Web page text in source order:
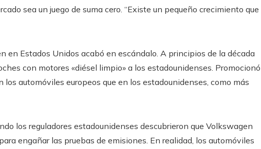
sea un juego de suma cero. “Existe un pequeño crecimiento que
en Estados Unidos acabó en escándalo. A principios de la década
con motores «diésel limpio» a los estadounidenses. Promocionó
automóviles europeos que en los estadounidenses, como más
los reguladores estadounidenses descubrieron que Volkswagen
engañar las pruebas de emisiones. En realidad, los automóviles